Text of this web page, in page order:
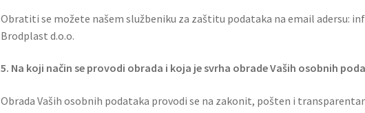
Obratiti se možete našem službeniku za zaštitu podataka na email adersu:
Brodplast d.o.o.
5. Na koji način se provodi obrada i koja je svrha obrade Vaših osobnih
Obrada Vaših osobnih podataka provodi se na zakonit, pošten i